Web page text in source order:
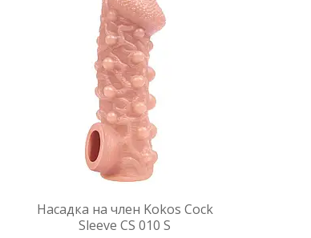
Насадка на член Kokos Cock
Sleeve CS 010 S